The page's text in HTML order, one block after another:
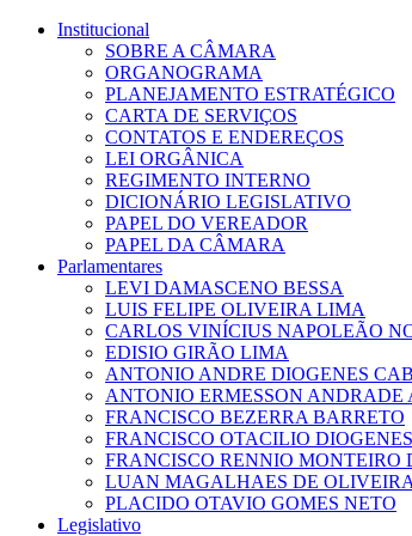
Institucional
SOBRE A CÂMARA
ORGANOGRAMA
PLANEJAMENTO ESTRATÉGICO
CARTA DE SERVIÇOS
CONTATOS E ENDEREÇOS
LEI ORGÂNICA
REGIMENTO INTERNO
DICIONÁRIO LEGISLATIVO
PAPEL DO VEREADOR
PAPEL DA CÂMARA
Parlamentares
LEVI DAMASCENO BESSA
LUIS FELIPE OLIVEIRA LIMA
CARLOS VINÍCIUS NAPOLEÃO
EDISIO GIRÃO LIMA
ANTONIO ANDRE DIOGENES
ANTONIO ERMESSON ANDRADE
FRANCISCO BEZERRA BARRETO
FRANCISCO OTACILIO
FRANCISCO RENNIO MONTEIRO
LUAN MAGALHAES DE OLIVEIRA
PLACIDO OTAVIO GOMES NETO
Legislativo